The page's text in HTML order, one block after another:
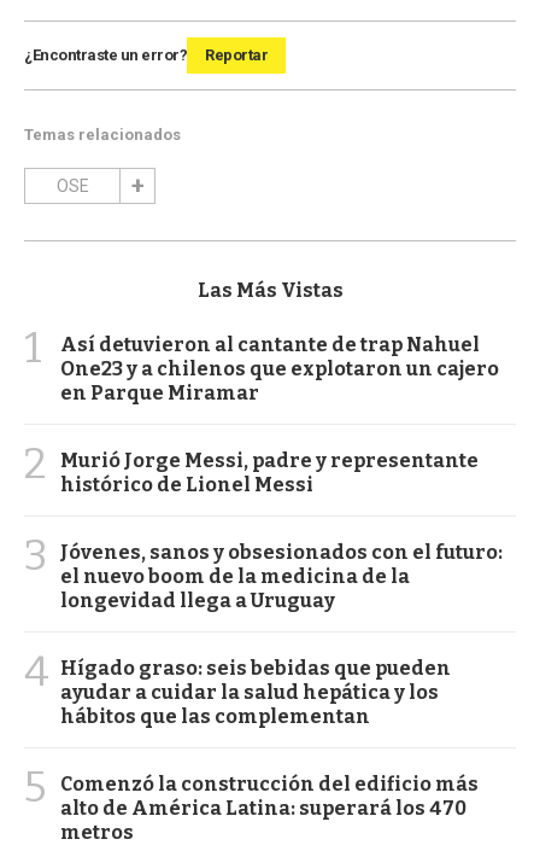
¿Encontraste un error? Reportar
Temas relacionados
OSE
Las Más Vistas
1
Así detuvieron al cantante de trap Nahuel
One23 y a chilenos que explotaron un cajero
en Parque Miramar
2
Murió Jorge Messi, padre y representante
histórico de Lionel Messi
3
Jóvenes, sanos y obsesionados con el futuro:
el nuevo boom de la medicina de la
longevidad llega a Uruguay
4 Hígado graso: seis bebidas que pueden
ayudar a cuidar la salud hepática y los
hábitos que las complementan
5
Comenzó la construcción del edificio más
alto de América Latina: superará los 470
metros